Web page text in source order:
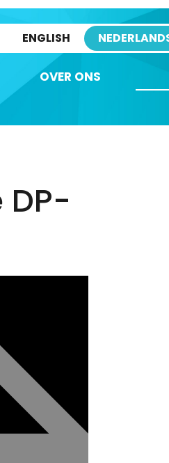
ENGLISH
OVER ONS